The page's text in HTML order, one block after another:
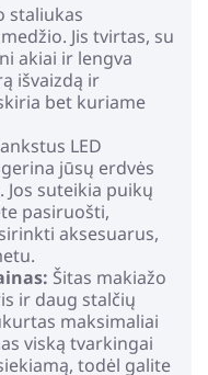
staliukas
Jis tvirtas, su
akiai ir lengva
išvaizdą ir
bet kuriame
LED
jūsų erdvės
suteikia puikų
pasiruošti,
aksesuarus,
Šitas makiažo
ir daug stalčių
maksimaliai
viską tvarkingai
todėl galite